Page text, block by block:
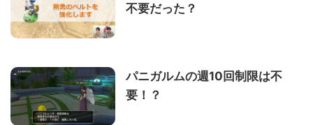
不要だった？
パニガルムの週10回制限は不
要！？